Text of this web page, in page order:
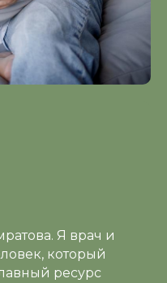
Я врач и
который
ресурс